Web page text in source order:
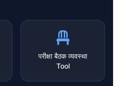
परीक्षा बैठक व्यवस्था
Tool